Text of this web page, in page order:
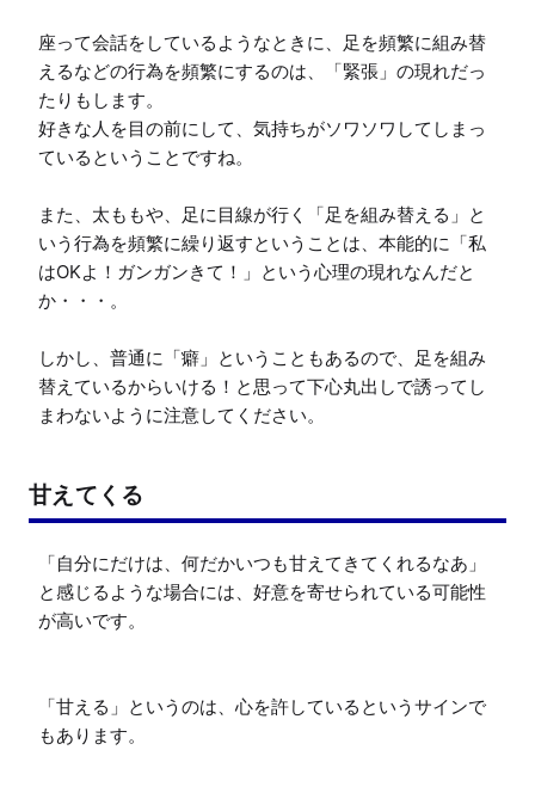
座って会話をしているようなときに、足を頻繁に組み替
えるなどの行為を頻繁にするのは、「緊張」の現れだっ
たりもします。
好きな人を目の前にして、気持ちがソワソワしてしまっ
ているということですね。
また、太ももや、足に目線が行く「足を組み替える」と
いう行為を頻繁に繰り返すということは、本能的に「私
はOKよ！ガンガンきて！」という心理の現れなんだと
か・・・。
しかし、普通に「癖」ということもあるので、足を組み
替えているからいける！と思って下心丸出しで誘ってし
まわないように注意してください。
甘えてくる
「自分にだけは、何だかいつも甘えてきてくれるなあ」
と感じるような場合には、好意を寄せられている可能性
が高いです。
「甘える」というのは、心を許しているというサインで
もあります。